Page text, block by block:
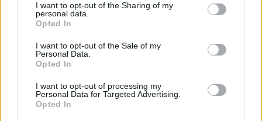
I want to opt-out of the Sharing of my
personal data.
Opted In
I want to opt-out of the Sale of my
Personal Data.
Opted In
I want to opt-out of processing my
Personal Data for Targeted Advertising.
Opted In